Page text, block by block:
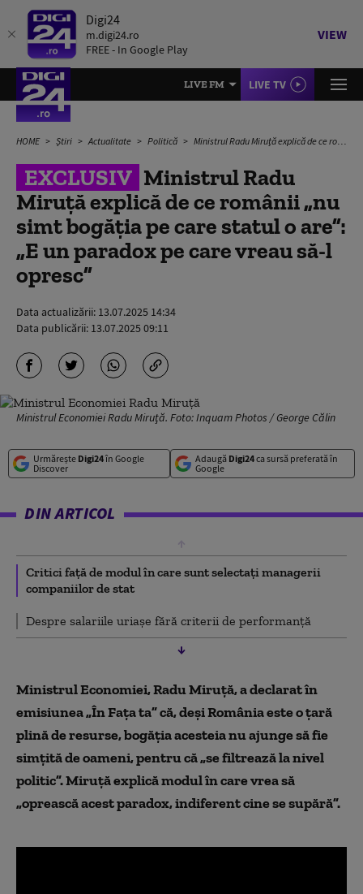
Digi24
m.digi24.ro
FREE - In Google Play
VIEW
LIVE FM LIVE TV
HOME Știri Actualitate Politică Ministrul Radu Miruță explică de ce românii „nu simt bogăția pe care statul o are”: „E un paradox pe care vreau să-l opresc”
EXCLUSIV Ministrul Radu
Miruță explică de ce românii „nu
simt bogăția pe care statul o are”:
„E un paradox pe care vreau să-l
opresc”
Data actualizării: 13.07.2025 14:34
Data publicării: 13.07.2025 09:11
Ministrul Economiei Radu Miruţă. Foto: Inquam Photos / George Călin
Urmărește Digi24în Google
Discover
Adaugă Digi24ca sursă preferată în
Google
DIN ARTICOL
Critici față de modul în care sunt selectați managerii
companiilor de stat
Despre salariile uriașe fără criterii de performanță
Ministrul Economiei, Radu Miruță, a declarat în
emisiunea „În Fața ta” că, deși România este o țară
plină de resurse, bogăția acesteia nu ajunge să fie
simțită de oameni, pentru că „se filtrează la nivel
politic”.Miruță explică modul în care vrea să
„oprească acest paradox, indiferent cine se supără”.